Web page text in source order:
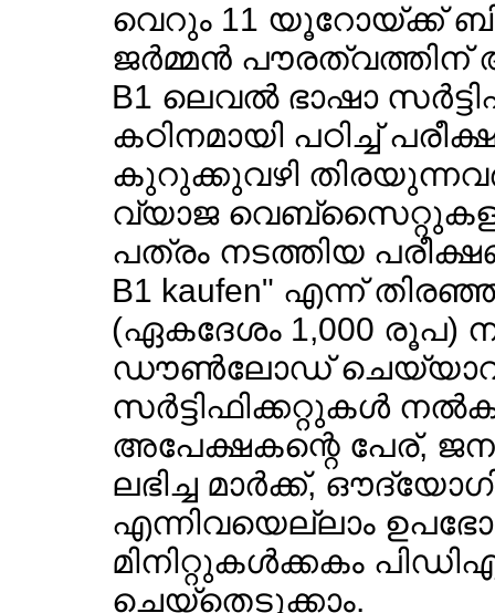
വെറും 11 യൂറോയ്ക്ക്
ജര്‍മ്മന്‍ പൗരത്വത്തിന്
B1 ലെവല്‍ ഭാഷാ
കഠിനമായി പഠിച്ച്
കുറുക്കുവഴി
വ്യാജ
പത്രം നടത്തിയ
B1 kaufen" എന്ന്
(ഏകദേശം 1,000 രൂപ)
ഡൗണ്‍ലോഡ്
സര്‍ട്ടിഫിക്കറ്റുകള്‍
അപേക്ഷകന്റെ പേര്,
ലഭിച്ച മാര്‍ക്ക്,
എന്നിവയെല്ലാം
മിനിറ്റുകള്‍ക്കകം
ചെയ്തെടുക്കാം.